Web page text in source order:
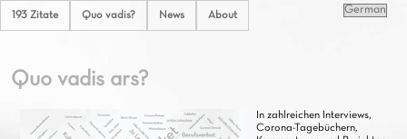
193 Zitate Quo vadis? News About
Quo vadis ars?
In zahlreichen Interviews,
Corona-Tagebüchern,